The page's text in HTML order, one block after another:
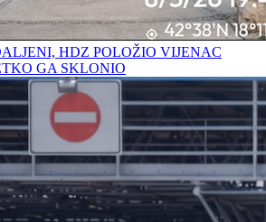
HDZ POLOŽIO VIJENAC
GA SKLONIO